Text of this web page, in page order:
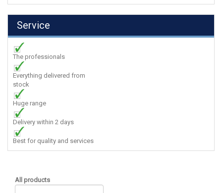
Service
The professionals
Everything delivered from
stock
Huge range
Delivery within 2 days
Best for quality and services
All products